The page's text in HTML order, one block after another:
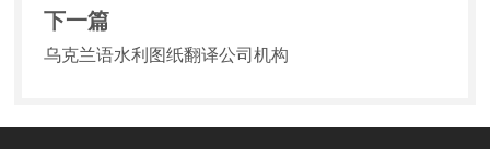
下一篇
乌克兰语水利图纸翻译公司机构